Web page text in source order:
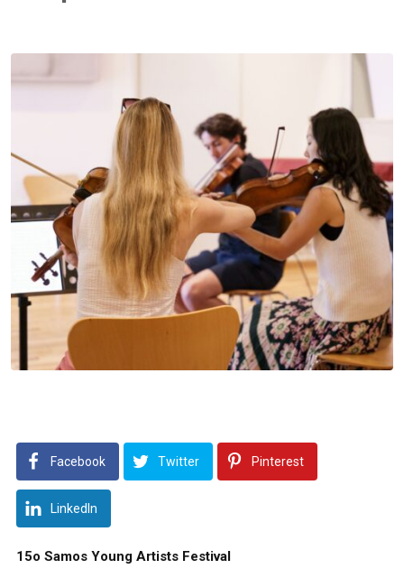
Facebook Twitter Pinterest
LinkedIn
15ο Samos Young Artists Festival